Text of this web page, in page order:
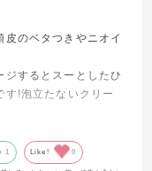
のベタつきやニオイ
ジするとスーとしたひ
す!泡立たないクリー
完了するので、暑い
す!もう１つストック
1 Like! 0